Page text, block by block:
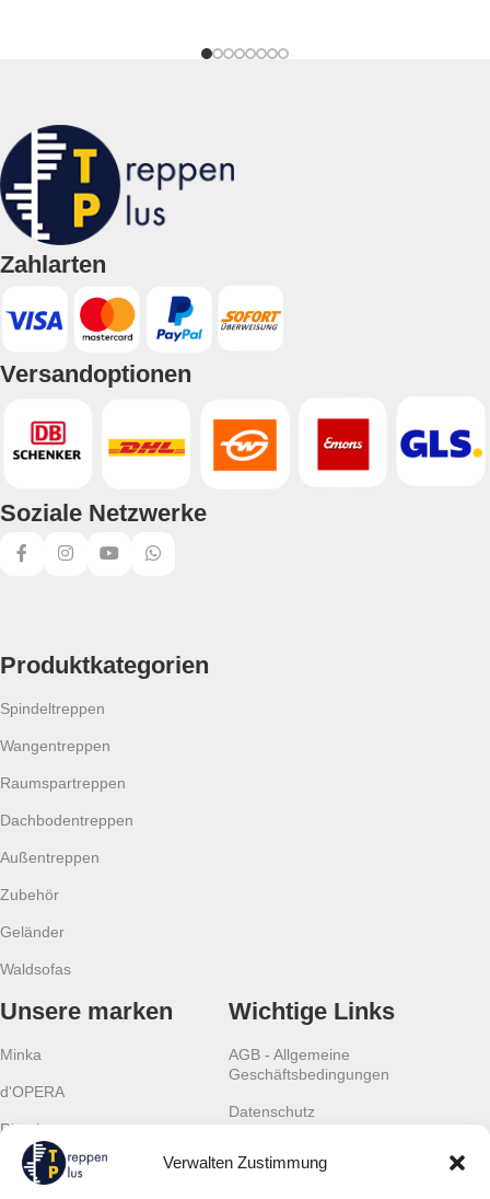
Verwalten Zustimmung
Zahlarten
Versandoptionen
Soziale Netzwerke
Produktkategorien
Spindeltreppen
Wangentreppen
Raumspartreppen
Dachbodentreppen
Außentreppen
Zubehör
Geländer
Waldsofas
Unsere marken
Minka
d'OPERA
Rintal
Scalant
Wichtige Links
AGB - Allgemeine
Geschäftsbedingungen
Datenschutz